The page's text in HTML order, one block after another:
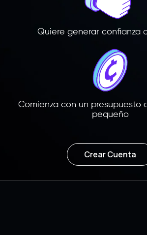
Quiere generar confianza
Comienza con un presupuesto
pequeño
Crear Cuenta